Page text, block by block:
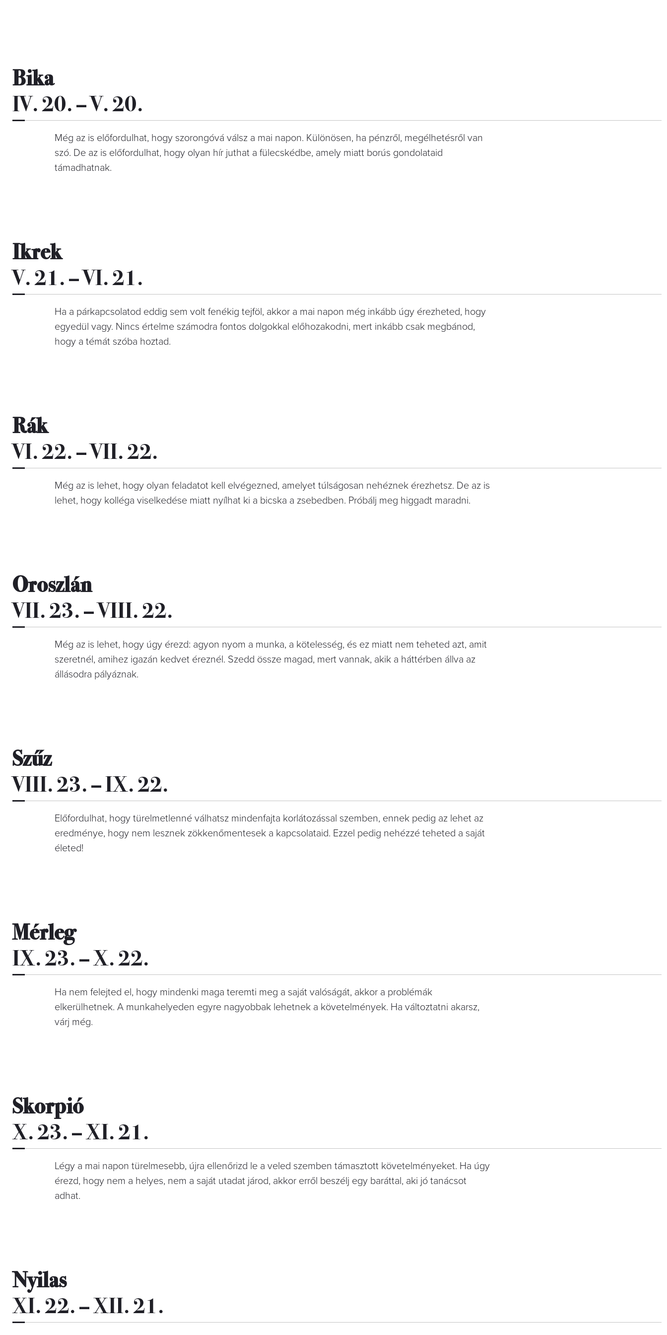
Bika
IV. 20. – V. 20.
Még az is előfordulhat, hogy szorongóvá válsz a mai napon. Különösen, ha pénzről, megélhetésről van
szó. De az is előfordulhat, hogy olyan hír juthat a fülecskédbe, amely miatt borús gondolataid
támadhatnak.
Ikrek
V. 21. – VI. 21.
Ha a párkapcsolatod eddig sem volt fenékig tejföl, akkor a mai napon még inkább úgy érezheted, hogy
egyedül vagy. Nincs értelme számodra fontos dolgokkal előhozakodni, mert inkább csak megbánod,
hogy a témát szóba hoztad.
Rák
VI. 22. – VII. 22.
Még az is lehet, hogy olyan feladatot kell elvégezned, amelyet túlságosan nehéznek érezhetsz. De az is
lehet, hogy kolléga viselkedése miatt nyílhat ki a bicska a zsebedben. Próbálj meg higgadt maradni.
Oroszlán
VII. 23. – VIII. 22.
Még az is lehet, hogy úgy érezd: agyon nyom a munka, a kötelesség, és ez miatt nem teheted azt, amit
szeretnél, amihez igazán kedvet éreznél. Szedd össze magad, mert vannak, akik a háttérben állva az
állásodra pályáznak.
Szűz
VIII. 23. – IX. 22.
Előfordulhat, hogy türelmetlenné válhatsz mindenfajta korlátozással szemben, ennek pedig az lehet az
eredménye, hogy nem lesznek zökkenőmentesek a kapcsolataid. Ezzel pedig nehézzé teheted a saját
életed!
Mérleg
IX. 23. – X. 22.
Ha nem felejted el, hogy mindenki maga teremti meg a saját valóságát, akkor a problémák
elkerülhetnek. A munkahelyeden egyre nagyobbak lehetnek a követelmények. Ha változtatni akarsz,
várj még.
Skorpió
X. 23. – XI. 21.
Légy a mai napon türelmesebb, újra ellenőrizd le a veled szemben támasztott követelményeket. Ha úgy
érezd, hogy nem a helyes, nem a saját utadat járod, akkor erről beszélj egy baráttal, aki jó tanácsot
adhat.
Nyilas
XI. 22. – XII. 21.